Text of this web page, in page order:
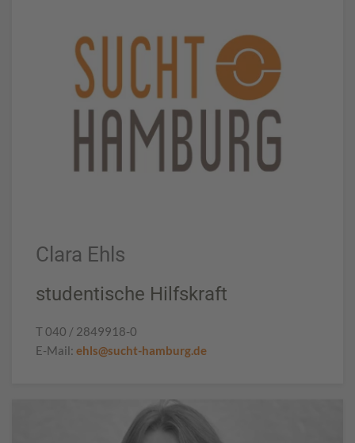
Clara Ehls
studentische Hilfskraft
T 040 / 2849918-0
E-Mail: ehls@sucht-hamburg.de